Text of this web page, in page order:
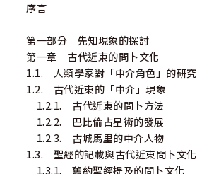
序言
第一部分 先知現象的探討
第一章 古代近東的問卜文化
1.1. 人類學家對「中介角色」的研究
1.2. 古代近東的「中介」現象
1.2.1. 古代近東的問卜方法
1.2.2. 巴比倫占星術的發展
1.2.3. 古城馬里的中介人物
1.3. 聖經的記載與古代近東問卜文化
1.3.1. 舊約聖經提及的問卜文化